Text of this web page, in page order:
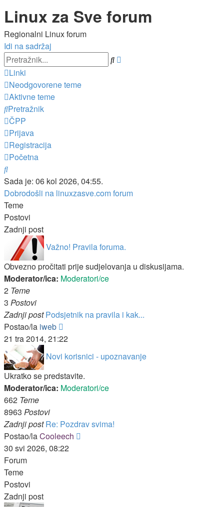
Linux za Sve forum
Regionalni Linux forum
Idi na sadržaj
Pretražnik
Linki
Neodgovorene teme
Aktivne teme
Pretražnik
ČPP
Prijava
Registracija
Početna
Pretražnik
Sada je: 06 kol 2026, 04:55.
Dobrodošli na linuxzasve.com forum
Teme
Postovi
Zadnji post
Važno! Pravila foruma.
Obvezno pročitati prije sudjelovanja u diskusijama.
Moderator/ica: Moderatori/ce
2 Teme
3 Postovi
Zadnji post Podsjetnik na pravila i kak...
Postao/la iweb
post
21 tra 2014, 21:22
Novi korisnici - upoznavanje
Ukratko se predstavite.
Moderator/ica: Moderatori/ce
662 Teme
8963 Postovi
Zadnji post Re: Pozdrav svima!
Postao/laCooleech
30 svi 2026, 08:22
Forum
Teme
Postovi
Zadnji post